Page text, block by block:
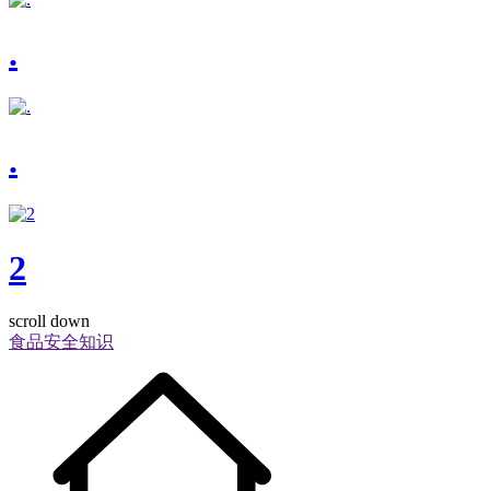
.
.
2
scroll down
食品安全知识